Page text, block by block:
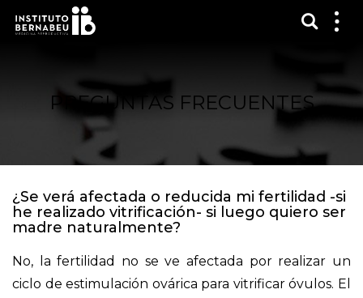
PREGUNTAS FRECUENTES
¿Se verá afectada o reducida mi fertilidad -si
he realizado vitrificación- si luego quiero ser
madre naturalmente?
No, la fertilidad no se ve afectada por realizar un
ciclo de estimulación ovárica para vitrificar óvulos. El